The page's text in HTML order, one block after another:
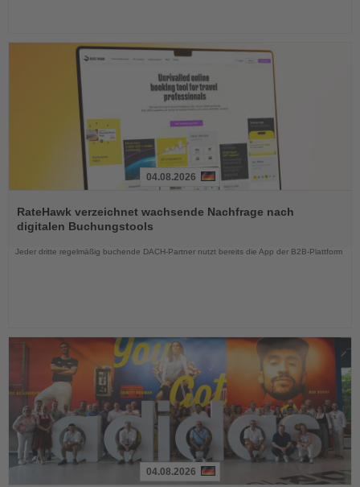
Sie
die
Nachrichten
04.08.2026
RateHawk verzeichnet wachsende Nachfrage nach
digitalen Buchungstools
Jeder dritte regelmäßig buchende DACH-Partner nutzt bereits die App der B2B-Plattform
04.08.2026